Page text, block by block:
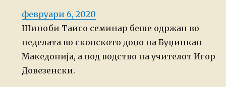
Posted
on
февруари 6, 2020
Шиноби Таисо семинар беше одржан во
неделата во скопското доџо на Буџинкан
Македонија, а под водство на учителот Игор
Довезенски.